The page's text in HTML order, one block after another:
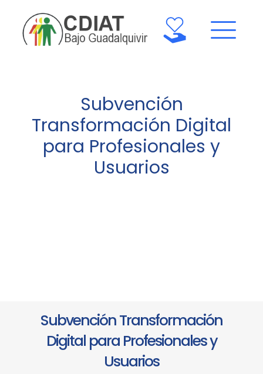
Subvención
Transformación Digital
para Profesionales y
Usuarios
Subvención Transformación
Digital para Profesionales y
Usuarios